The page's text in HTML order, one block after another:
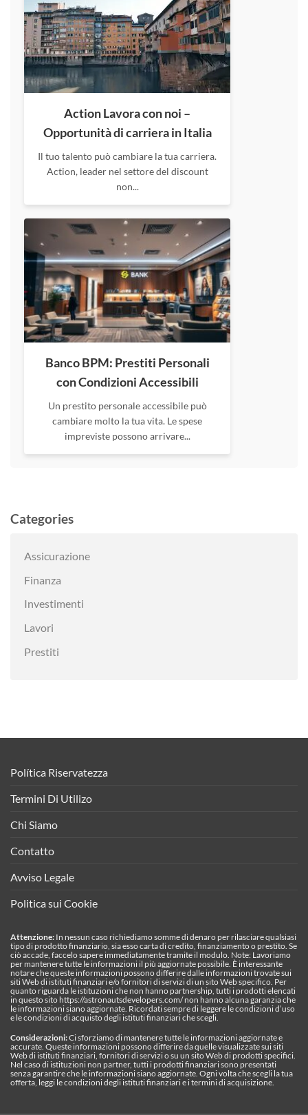
Action Lavora con noi –
Opportunità di carriera in Italia
Il tuo talento può cambiare la tua carriera.
Action, leader nel settore del discount
non...
Banco BPM: Prestiti Personali
con Condizioni Accessibili
Un prestito personale accessibile può
cambiare molto la tua vita. Le spese
impreviste possono arrivare...
Categories
Assicurazione
Finanza
Investimenti
Lavori
Prestiti
Política Riservatezza
Termini Di Utilizo
Chi Siamo
Contatto
Avviso Legale
Politica sui Cookie
Attenzione: In nessun caso richiediamo somme di denaro per rilasciare qualsiasi
tipo di prodotto finanziario, sia esso carta di credito, finanziamento o prestito. Se
ciò accade, faccelo sapere immediatamente tramite il modulo. Note: Lavoriamo
per mantenere tutte le informazioni il più aggiornate possibile. È interessante
notare che queste informazioni possono differire dalle informazioni trovate sui
siti Web di istituti finanziari e/o fornitori di servizi di un sito Web specifico. Per
quanto riguarda le istituzioni che non hanno partnership, tutti i prodotti elencati
in questo sito https://astronautsdevelopers.com/ non hanno alcuna garanzia che
le informazioni siano aggiornate. Ricordati sempre di leggere le condizioni d’uso
e le condizioni di acquisto degli istituti finanziari che scegli.
Considerazioni:Ci sforziamo di mantenere tutte le informazioni aggiornate e
accurate. Queste informazioni possono differire da quelle visualizzate sui siti
Web di istituti finanziari, fornitori di servizi o su un sito Web di prodotti specifici.
Nel caso di istituzioni non partner, tutti i prodotti finanziari sono presentati
senza garantire che le informazioni siano aggiornate. Ogni volta che scegli la tua
offerta, leggi le condizioni degli istituti finanziari e i termini di acquisizione.